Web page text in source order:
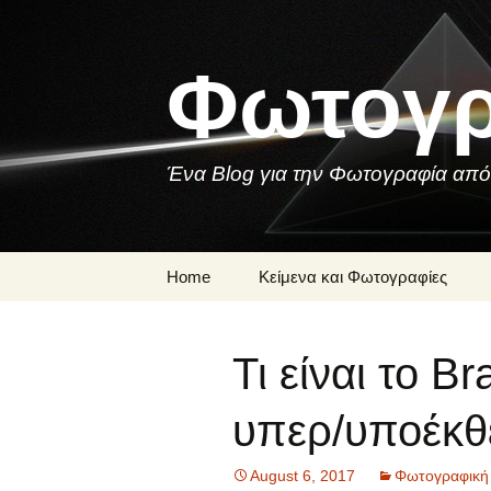
Ένα Blog για την Φωτογραφία από
Home Κείμενα και Φωτογραφίες
Ποιήματα και
Τραγούδια για τη
Τι είναι το
υπερ/
August 6, 2017 Φωτογραφική